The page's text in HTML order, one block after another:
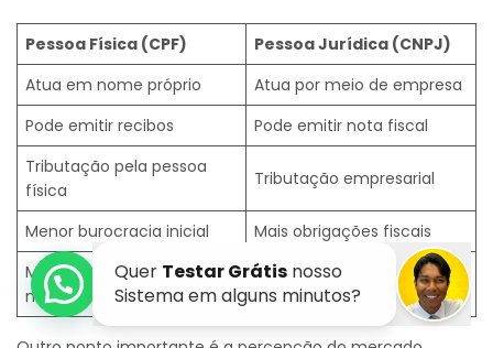
Pessoa Física (CPF)
Pessoa Jurídica (CNPJ)
Atua em nome próprio
Atua por meio de empresa
Pode emitir recibos
Pode emitir nota fiscal
Tributação pela pessoa
física
Tributação empresarial
Menor burocracia inicial
Mais obrigações fiscais
Menor custo de
manutenção
Mais possibilidades de
crescimento